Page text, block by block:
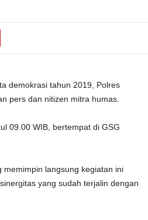
demokrasi tahun 2019, Polres
pers dan nitizen mitra humas.
09.00 WIB, bertempat di GSG
memimpin langsung kegiatan ini
yang sudah terjalin dengan